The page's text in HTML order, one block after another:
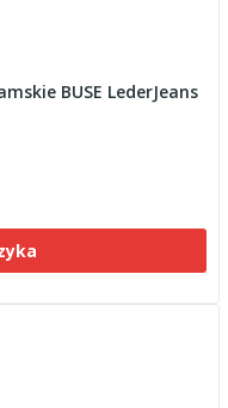
BUSE LederJeans